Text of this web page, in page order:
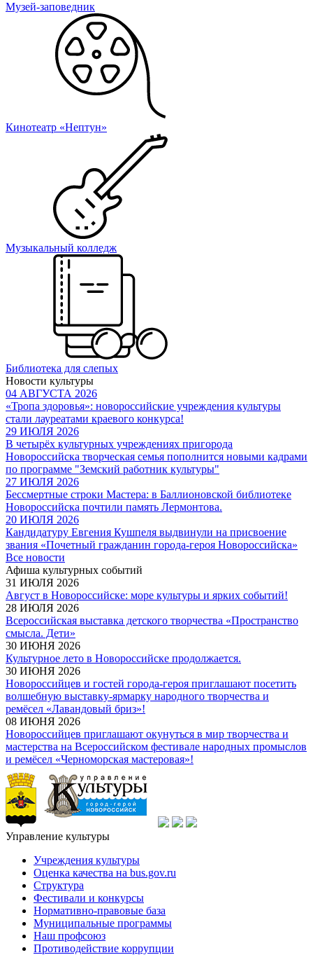
Музей-заповедник
Кинотеатр «Нептун»
Музыкальный колледж
Библиотека для слепых
Новости культуры
04 АВГУСТА 2026
«Тропа здоровья»: новороссийские учреждения культуры
стали лауреатами краевого конкурса!
29 ИЮЛЯ 2026
В четырёх культурных учреждениях пригорода
Новороссийска творческая семья пополнится новыми кадрами
по программе "Земский работник культуры"
27 ИЮЛЯ 2026
Бессмертные строки Мастера: в Баллионовской библиотеке
Новороссийска почтили память Лермонтова.
20 ИЮЛЯ 2026
Кандидатуру Евгения Кушпеля выдвинули на присвоение
звания «Почетный гражданин города-героя Новороссийска»
Все новости
Афиша культурных событий
31 ИЮЛЯ 2026
Август в Новороссийске: море культуры и ярких событий!
28 ИЮЛЯ 2026
Всероссийская выставка детского творчества «Пространство
смысла. Дети»
30 ИЮНЯ 2026
Культурное лето в Новороссийске продолжается.
30 ИЮНЯ 2026
Новороссийцев и гостей города-героя приглашают посетить
волшебную выставку-ярмарку народного творчества и
ремёсел «Лавандовый бриз»!
08 ИЮНЯ 2026
Новороссийцев приглашают окунуться в мир творчества и
мастерства на Всероссийском фестивале народных промыслов
и ремёсел «Черноморская мастеровая»!
Управление культуры
Учреждения культуры
Оценка качества на bus.gov.ru
Структура
Фестивали и конкурсы
Нормативно-правовые база
Муниципальные программы
Наш профсоюз
Противодействие коррупции